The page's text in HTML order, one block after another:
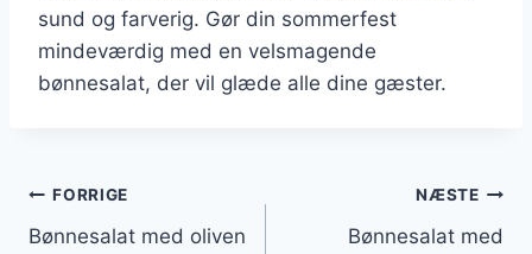
sund og farverig. Gør din sommerfest
mindeværdig med en velsmagende
bønnesalat, der vil glæde alle dine gæster.
Indlægsnavigation
FORRIGE
Bønnesalat med oliven
NÆSTE
Bønnesalat med